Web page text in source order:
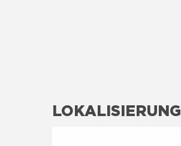
LOKALISIERUNG